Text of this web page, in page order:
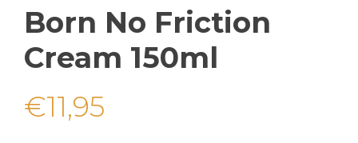
Born No Friction
Cream 150ml
€11,95